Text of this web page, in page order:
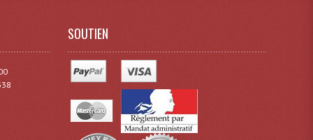
SOUTIEN